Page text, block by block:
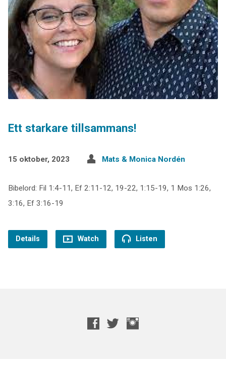
Ett starkare tillsammans!
15 oktober, 2023 Mats & Monica Nordén
Bibelord: Fil 1:4-11, Ef 2:11-12, 19-22, 1:15-19, 1 Mos 1:26,
3:16, Ef 3:16-19
Details Watch Listen